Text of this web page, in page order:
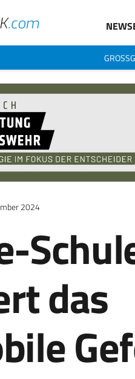
NEWS
2024
das